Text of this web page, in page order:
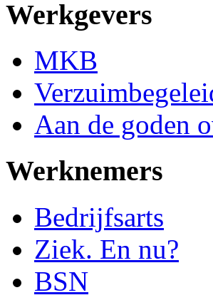
Werkgevers
MKB
Aan de goden
Werknemers
Bedrijfsarts
Ziek. En nu?
BSN